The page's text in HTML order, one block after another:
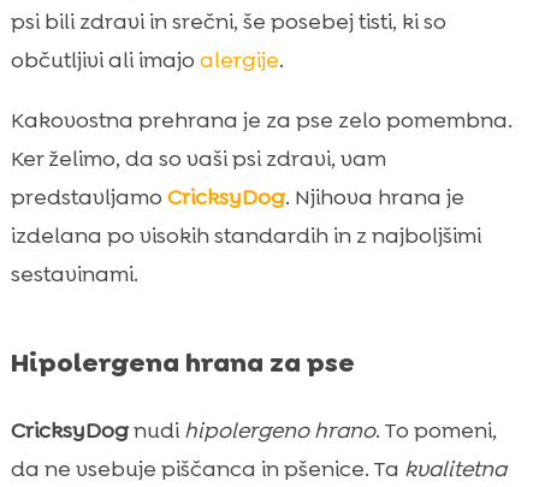
psi bili zdravi in srečni, še posebej tisti, ki so
občutljivi ali imajo alergije.
Kakovostna prehrana je za pse zelo pomembna.
Ker želimo, da so vaši psi zdravi, vam
predstavljamo CricksyDog. Njihova hrana je
izdelana po visokih standardih in z najboljšimi
sestavinami.
Hipolergena hrana za pse
CricksyDognudihipolergeno hrano. To pomeni,
da ne vsebuje piščanca in pšenice. Ta kvalitetna